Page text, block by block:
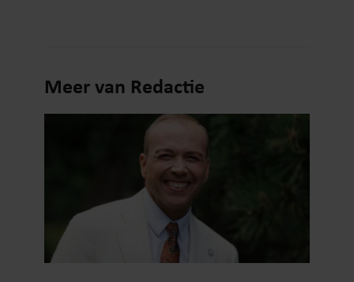
Meer van Redactie